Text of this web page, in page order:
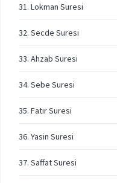
31. Lokman Suresi
32. Secde Suresi
33. Ahzab Suresi
34. Sebe Suresi
35. Fatır Suresi
36. Yasin Suresi
37. Saffat Suresi